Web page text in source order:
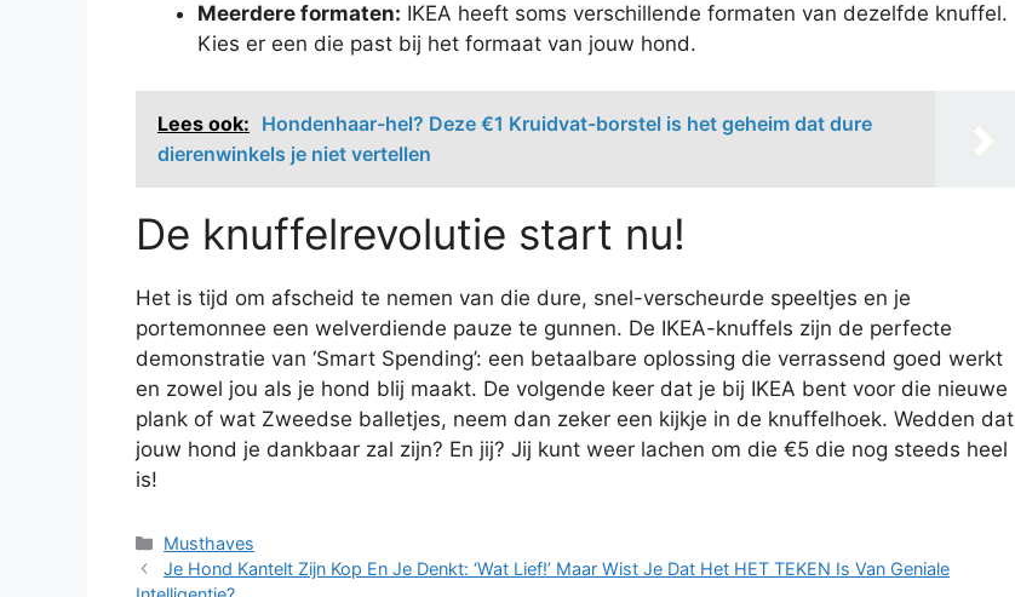
Meerdere formaten: IKEA heeft soms verschillende formaten van dezelfde knuffel.
Kies er een die past bij het formaat van jouw hond.
Lees ook: Hondenhaar-hel? Deze €1 Kruidvat-borstel is het geheim dat dure
dierenwinkels je niet vertellen
De knuffelrevolutie start nu!
Het is tijd om afscheid te nemen van die dure, snel-verscheurde speeltjes en je
portemonnee een welverdiende pauze te gunnen. De IKEA-knuffels zijn de perfecte
demonstratie van ‘Smart Spending’: een betaalbare oplossing die verrassend goed werkt
en zowel jou als je hond blij maakt. De volgende keer dat je bij IKEA bent voor die nieuwe
plank of wat Zweedse balletjes, neem dan zeker een kijkje in de knuffelhoek. Wedden dat
jouw hond je dankbaar zal zijn? En jij? Jij kunt weer lachen om die €5 die nog steeds heel
is!
Categorieën
Musthaves
Je Hond Kantelt Zijn Kop En Je Denkt: ‘Wat Lief!’ Maar Wist Je Dat Het HET TEKEN Is Van Geniale